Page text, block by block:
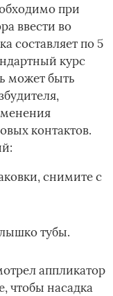
при
ввести во
составляет по 5
курс
может быть
контактов.
снимите с
тубы.
аппликатор
чтобы насадка